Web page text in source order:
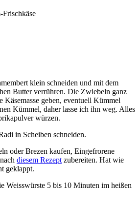
Frischkäse
klein schneiden und mit dem
Butter verrühren. Die Zwiebeln ganz
Käsemasse geben, eventuell Kümmel
Kümmel, daher lasse ich ihn weg. Alles
würzen.
in Scheiben schneiden.
oder Brezen kaufen, Eingefrorene
diesem Rezeptzubereiten. Hat wie
geklappt.
Weisswürste 5 bis 10 Minuten im heißen